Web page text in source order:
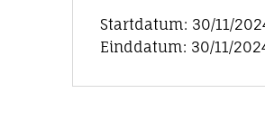
Startdatum: 30/11/
Einddatum: 30/11/